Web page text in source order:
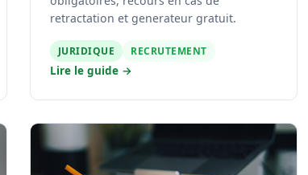
retractation et generateur gratuit.
JURIDIQUE RECRUTEMENT
Lire le guide →